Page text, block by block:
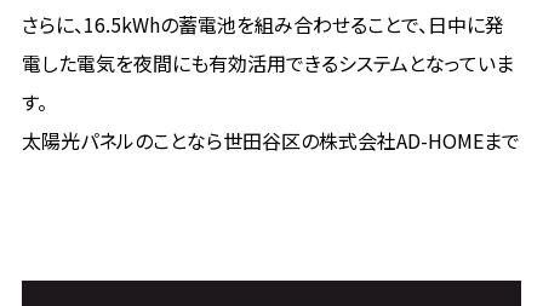
さらに、16.5kWhの蓄電池を組み合わせることで、日中に発
電した電気を夜間にも有効活用できるシステムとなっていま
す。
太陽光パネルのことなら世田谷区の株式会社AD-HOMEまで